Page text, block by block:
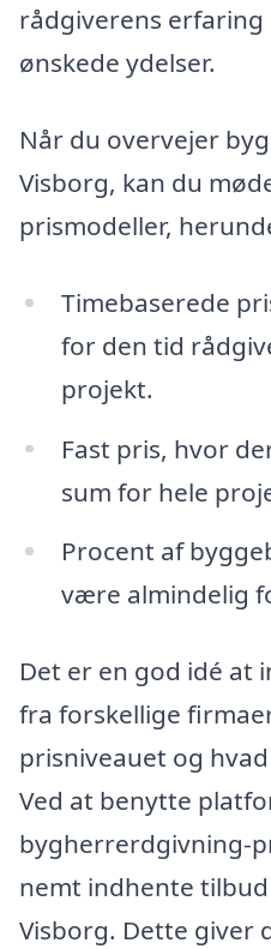
rådgiverens
ønskede ydelser.
Når du overvejer
Visborg, kan du
prismodeller,
Timebaserede
for den tid
projekt.
Fast pris, hvor
sum for hele
Procent af
være almindelig
Det er en god idé at
fra forskellige
prisniveauet og
Ved at benytte
bygherrerdgivning-
nemt indhente
Visborg. Dette giver